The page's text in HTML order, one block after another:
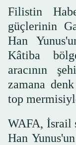
Filistin
güçlerinin
Han
Kâtiba
aracının
zamana
top
WAFA, İsrail
Han